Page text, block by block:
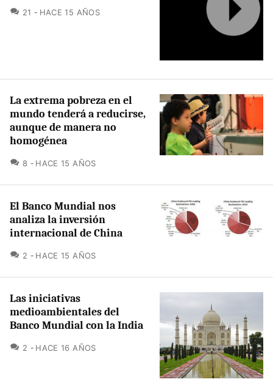
21 COMENTARIOS
HACE 15 AÑOS
La extrema pobreza en el
mundo tenderá a reducirse,
aunque de manera no
homogénea
8 COMENTARIOS
HACE 15 AÑOS
El Banco Mundial nos
analiza la inversión
internacional de China
2 COMENTARIOS
HACE 15 AÑOS
Las iniciativas
medioambientales del
Banco Mundial con la India
2 COMENTARIOS
HACE 16 AÑOS